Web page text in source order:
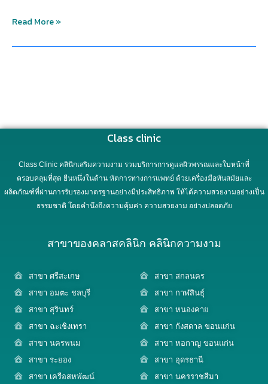
Read More »
Class clinic
Class Clinic คลินิกเสริมความงาม รวมบริการการดูแลผิวพรรณและใบหน้าที่
ครอบคลุมที่สุด ยืนหนึ่งในด้าน หัตการทางการแพทย์ ด้วยเครื่องมือทันสมัยและ
ผลิตภัณฑ์ที่ผ่านการรับรองมาตรฐานอย่างมีประสิทธิภาพ ให้ได้ความสวยงามอย่างเป็น
ธรรมชาติ โดยคำนึงถึงความคุ้มค่า ความสวยงาม อย่างปลอดภัย
สาขาของคลาสคลินิก คลินิกความงาม
สาขา ศรีสะเกษ
สาขา อมตะ ชลบุรี
สาขา สุรินทร์
สาขา ฉะเชิงเทรา
สาขา นครพนม
สาขา ระยอง
สาขา เครือสหพัฒน์
สาขา สกลนคร
สาขา กาฬสินธุ์
สาขา หนองคาย
สาขา กังสดาล ขอนแก่น
สาขา หอกาญ ขอนแก่น
สาขา อุดรธานี
สาขา นครราชสีมา